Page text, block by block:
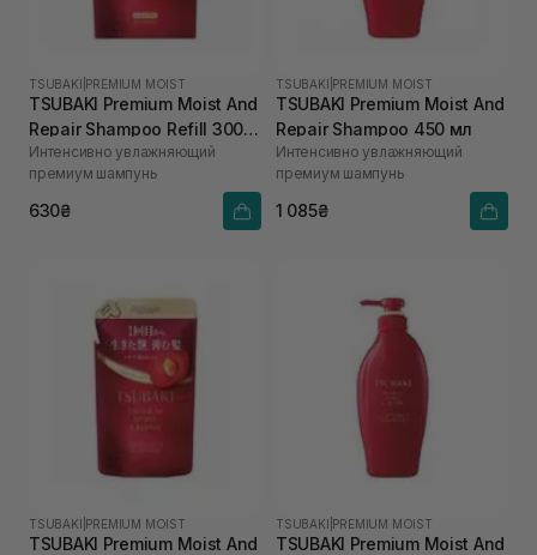
TSUBAKI PREMIUM MOIST
TSUBAKI Premium Moist And
Repair Shampoo Refill 300
мл
Интенсивно увлажняющий
премиум шампунь
630₴
TSUBAKI PREMIUM MOIST
TSUBAKI Premium Moist And
Repair Shampoo 450 мл
Интенсивно увлажняющий
премиум шампунь
1 085₴
TSUBAKI PREMIUM MOIST
TSUBAKI Premium Moist And
TSUBAKI PREMIUM MOIST
TSUBAKI Premium Moist And